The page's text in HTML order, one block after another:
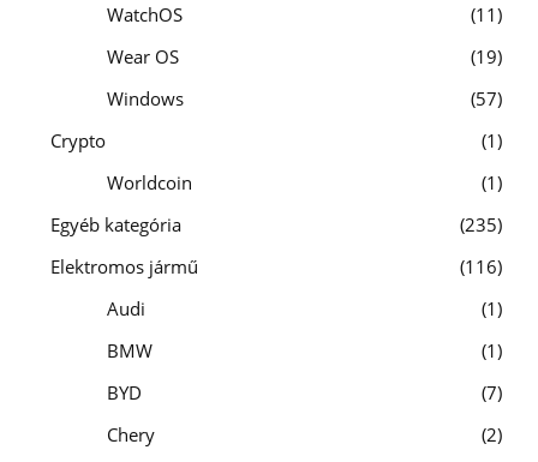
WatchOS
11
Wear OS
19
Windows
57
Crypto
1
Worldcoin
1
Egyéb kategória
235
Elektromos jármű
116
Audi
1
BMW
1
BYD
7
Chery
2